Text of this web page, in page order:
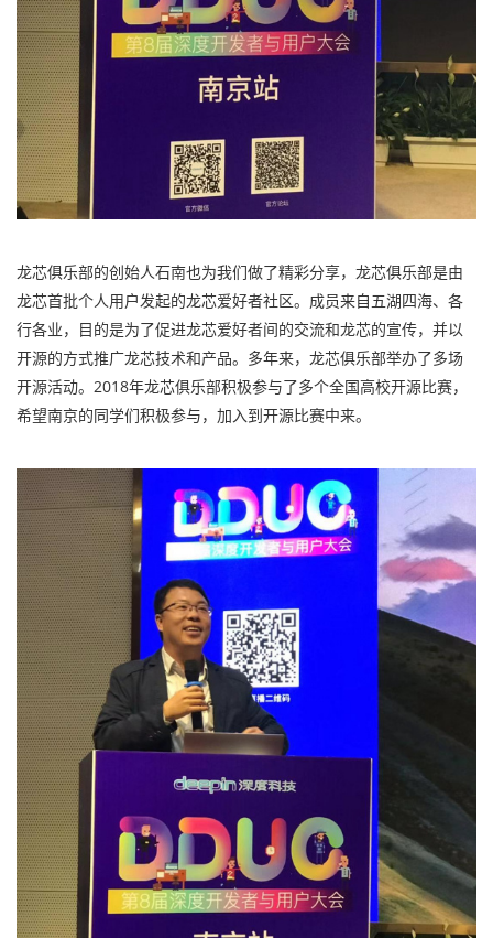
龙芯俱乐部的创始人石南也为我们做了精彩分享，龙芯俱乐部是由
龙芯首批个人用户发起的龙芯爱好者社区。成员来自五湖四海、各
行各业，目的是为了促进龙芯爱好者间的交流和龙芯的宣传，并以
开源的方式推广龙芯技术和产品。多年来，龙芯俱乐部举办了多场
开源活动。2018年龙芯俱乐部积极参与了多个全国高校开源比赛，
希望南京的同学们积极参与，加入到开源比赛中来。